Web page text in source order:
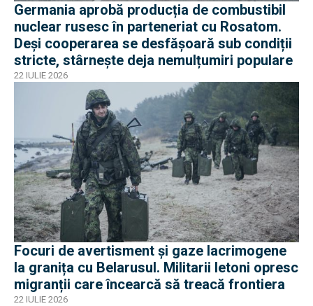
Germania aprobă producția de combustibil
nuclear rusesc în parteneriat cu Rosatom.
Deși cooperarea se desfășoară sub condiții
stricte, stârnește deja nemulțumiri populare
22 IULIE 2026
Focuri de avertisment și gaze lacrimogene
la granița cu Belarusul. Militarii letoni opresc
migranții care încearcă să treacă frontiera
22 IULIE 2026